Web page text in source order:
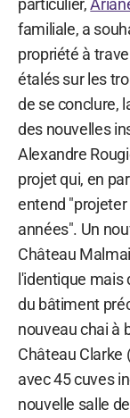
particulier,
familiale, a
propriété à
étalés sur les
de se conclure,
des nouvelles
Alexandre
projet qui, en
entend
années". Un
Château
l'identique
du bâtiment
nouveau chai à
Château Clarke
avec 45 cuves
nouvelle salle